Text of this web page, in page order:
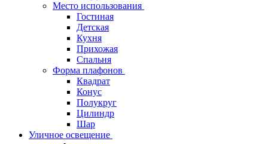
Место использования
Гостиная
Детская
Кухня
Прихожая
Спальня
Форма плафонов
Квадрат
Конус
Полукруг
Цилиндр
Шар
Уличное освещение